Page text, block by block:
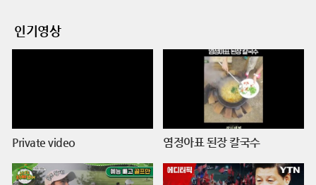
인기영상
Private video 염정아표 된장 칼국수